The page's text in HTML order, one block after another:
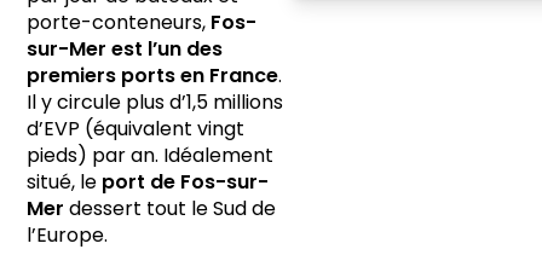
porte-conteneurs,Fos-
sur-Mer est l’un des
premiers ports en France.
Il y circule plus d’1,5 millions
d’EVP (équivalent vingt
pieds) par an. Idéalement
situé, leport de Fos-sur-
Merdessert tout le Sud de
l’Europe.